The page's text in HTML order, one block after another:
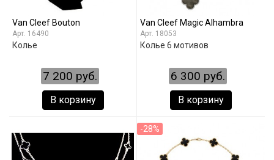
Van Cleef Bouton
16490
Колье
7 200 руб.
В корзину
Van Cleef Magic Alhambra
18053
Колье 6 мотивов
6 300 руб.
В корзину
-28%